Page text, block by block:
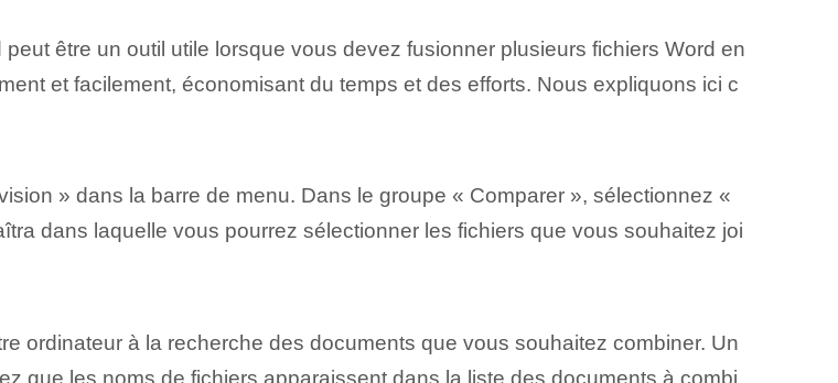
être un outil utile lorsque vous devez fusionner plusieurs fichiers Word en
et facilement, économisant du temps et des efforts. Nous expliquons ici c
» dans la barre de menu. Dans le groupe « Comparer », sélectionnez «
dans laquelle vous pourrez sélectionner les fichiers que vous souhaitez joi
ordinateur à la recherche des ⁤documents⁣ que vous⁢ souhaitez combiner. Un
que ⁢les noms de fichiers apparaissent dans la liste des documents ⁣à combi